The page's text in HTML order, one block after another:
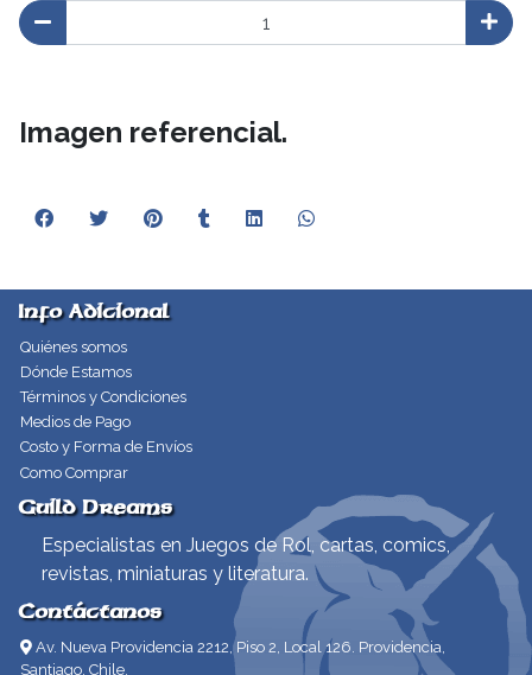
Imagen referencial.
Info Adicional
Quiénes somos
Dónde Estamos
Términos y Condiciones
Medios de Pago
Costo y Forma de Envíos
Como Comprar
Guild Dreams
Especialistas en Juegos de Rol, cartas, comics,
revistas, miniaturas y literatura.
Contáctanos
Av. Nueva Providencia 2212, Piso 2, Local 126. Providencia,
Santiago, Chile.